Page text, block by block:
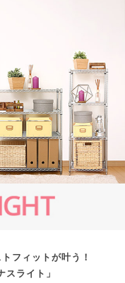
フィットが叶う！
ライト」